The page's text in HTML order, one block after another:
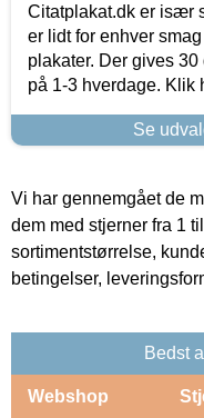
Citatplakat.dk er især
er lidt for enhver
plakater. Der gives
på 1-3 hverdage. Klik
Se
Vi har gennemgået de
dem med stjerner fra 1
sortimentstørrelse,
betingelser,
Bedst
Webshop